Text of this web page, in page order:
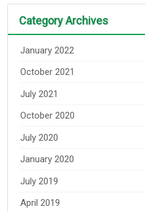
Category Archives
January 2022
October 2021
July 2021
October 2020
July 2020
January 2020
July 2019
April 2019